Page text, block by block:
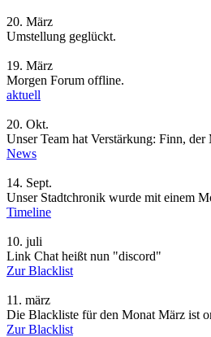
20. März
Umstellung geglückt.
19. März
Morgen Forum offline.
aktuell
20. Okt.
Unser Team hat Verstärkung: Finn, der
News
14. Sept.
Unser Stadtchronik wurde mit einem
Timeline
10. juli
Link Chat heißt nun "discord"
Zur Blacklist
11. märz
Die Blackliste für den Monat März ist
Zur Blacklist